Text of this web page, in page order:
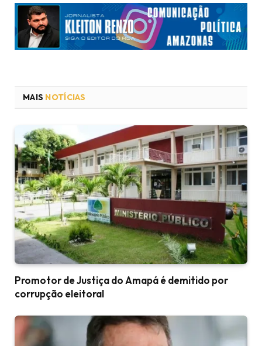
MAIS NOTÍCIAS
Promotor de Justiça do Amapá é demitido por
corrupção eleitoral